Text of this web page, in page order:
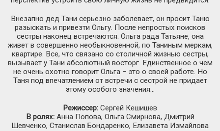
Внезапно дед Тани серьезно заболевает, он просит Таню
разыскать и привезти Ольгу. После непростых поисков
сестры наконец встречаются. Ольга рада Татьяне, она
живет в совершенно необыкновенной, по Таниным меркам,
квартире. Все, что связано со столичной жизнью сестры,
вызывает у Тани абсолютный восторг. Единственное о чем
не очень охотно говорит Ольга – это о своей работе. Но
Таня под впечатлением от встречи с сестрой не придает
этому особого значения…
Режиссер: Сергей Кешишев
В ролях: Анна Попова, Ольга Смирнова, Дмитрий
Шевченко, Станислав Бондаренко, Елизавета Измайлова